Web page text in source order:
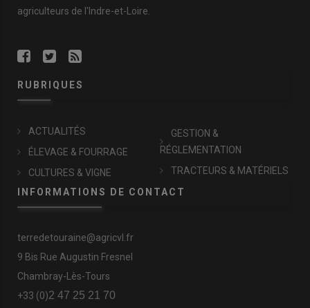
agriculteurs de l'Indre-et-Loire.
RUBRIQUES
ACTUALITÉS
ÉLEVAGE & FOURRAGE
CULTURES & VIGNE
GESTION &
RÉGLEMENTATION
TRACTEURS & MATÉRIELS
INFORMATIONS DE CONTACT
terredetouraine@agricvl.fr
9 Bis Rue Augustin Fresnel
Chambray-Lès-Tours
+33 (0)2 47 25 21 70